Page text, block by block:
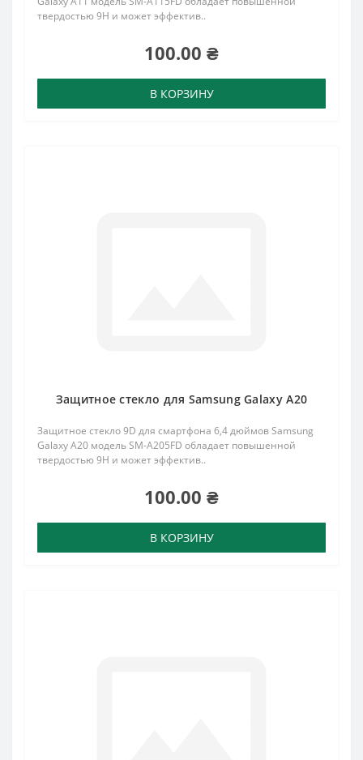
твердостью 9H и может эффектив..
100.00 ₴
В КОРЗИНУ
Защитное стекло для Samsung Galaxy A20
Защитное стекло 9D для смартфона 6,4 дюймов Samsung
Galaxy A20 модель SM-A205FD обладает повышенной
твердостью 9H и может эффектив..
100.00 ₴
В КОРЗИНУ